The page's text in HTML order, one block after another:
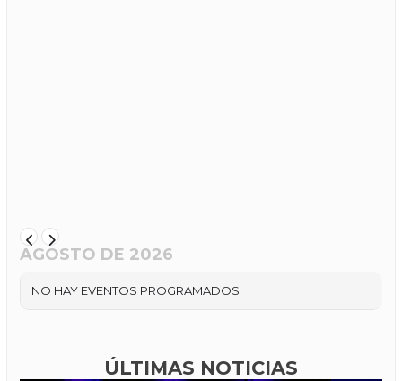
AGOSTO DE 2026
NO HAY EVENTOS PROGRAMADOS
ÚLTIMAS NOTICIAS